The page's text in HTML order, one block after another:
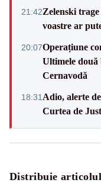
21:42Zelenski
voastre ar
20:07Operațiune
Ultimele
Cernavodă
18:31 Adio, alerte
Curtea de
Distribuie articolul